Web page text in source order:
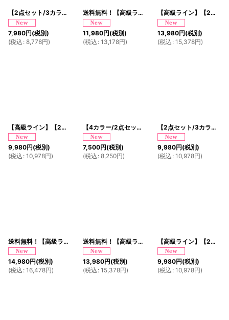
【2点セット/3カラー】花柄 フリル ミニ 豪華 帯 リボン 花魁 着物 ドレス コスプレ イベント ハロウィン
7,980円(税別)
(税込 : 8,778円)
送料無料！【高級ライン】【2点セット】艶黒 薔薇 和柄 花柄 豪華 帯 花魁 着物 ドレス コスプレ イベント ハロウィン
11,980円(税別)
(税込 : 13,178円)
【高級ライン】【2カラー/2点セット】総レース ロングテール 和柄 豪華 帯 花魁 着物 ドレス コスプレ ハロウィン キャバドレス
13,980円(税別)
(税込 : 15,378円)
【高級ライン】【2点セット/3カラー】花柄 煌めくレース 豪華 帯 花魁 着物 ドレス コスプレ ハロウィン キャバドレス
9,980円(税別)
(税込 : 10,978円)
【4カラー/2点セット】総レース 浴衣風 帯 ロング 浴衣風 豪華 花魁 着物 ドレス コスプレ イベント ハロウィン キャバドレス
7,500円(税別)
(税込 : 8,250円)
【2点セット/3カラー】花霞 ジャガード フリル ミニ 豪華 帯 リボン 花魁 着物 ドレス コスプレ イベント ハロウィン
9,980円(税別)
(税込 : 10,978円)
送料無料！【高級ライン】【2点セット/2カラー】艶花 アシンメトリー 和柄 花柄 豪華 帯 花魁 着物 ドレス コスプレ イベント ハロウィン
14,980円(税別)
(税込 : 16,478円)
送料無料！【高級ライン】【3点セット】蝶々 刺繍 花柄 淡雪 セットアップ 豪華 帯 花魁 着物 ドレス コスプレ ハロウィン キャバドレス
13,980円(税別)
(税込 : 15,378円)
【高級ライン】【2点セット/4カラー】蝶影 花柄 蝶々 ジャガード アシンメトリー 豪華 帯 花魁 着物 ドレス コスプレ ハロウィン キャバドレス
9,980円(税別)
(税込 : 10,978円)